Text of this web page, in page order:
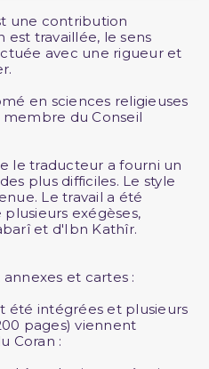
une contribution
travaillée, le sens
avec une rigueur et
en sciences religieuses
du Conseil
le traducteur a fourni un
plus difficiles. Le style
Le travail a été
exégèses,
et d'Ibn Kathîr.
et cartes :
été intégrées et plusieurs
pages) viennent
Coran :